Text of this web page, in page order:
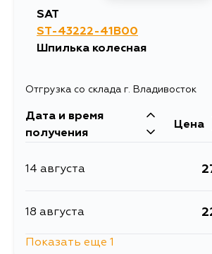
SAT
ST-43222-41B00
Шпилька колесная
Отгрузка со склада г. Владивосток
Дата и время
получения
Цена
14 августа
18 августа
Показать еще 1